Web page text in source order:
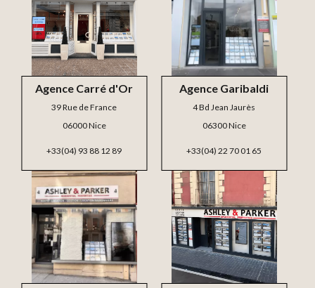
Agence Carré d'Or
39 Rue de France
06000 Nice
+33(04) 93 88 12 89
Agence Garibaldi
4 Bd Jean Jaurès
06300 Nice
+33(04) 22 70 01 65